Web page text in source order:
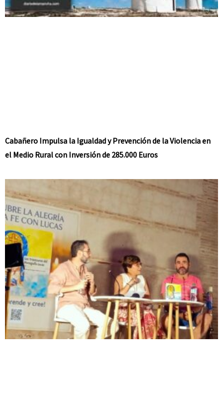
Cabañero Impulsa la Igualdad y Prevención de la Violencia en
el Medio Rural con Inversión de 285.000 Euros